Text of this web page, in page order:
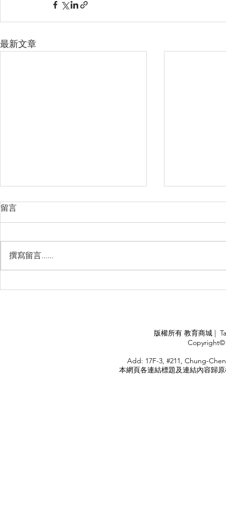
最新文章
留言
撰寫留言......
版權所有 教育商城 |
Copyright©
Add: 17F-3, #211, Chung-
本網頁各連結標題及連結內容歸